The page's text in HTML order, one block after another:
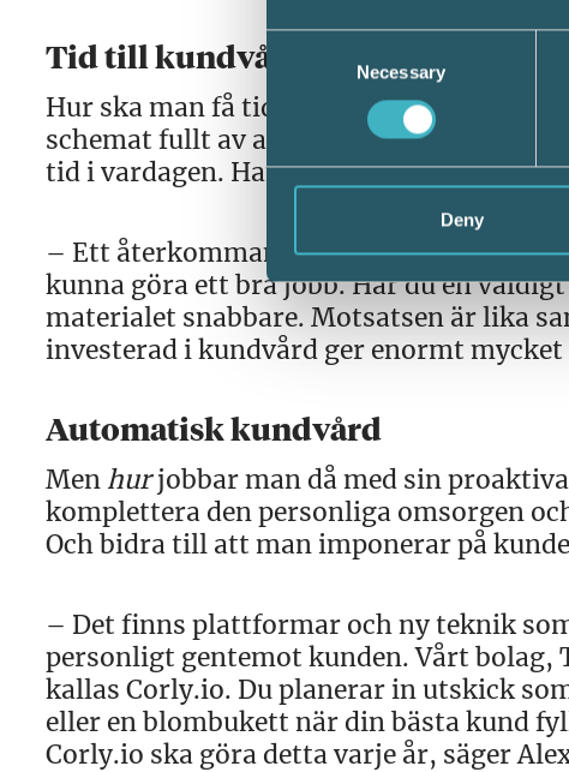
Consent
Selection
Necessary
Deny
Tid till kundvård
Hur ska man få tid även till reaktiv och
schemat fullt av annat. Rätt gjort, menar
tid i vardagen. Han utvecklar:
– Ett återkommande exempel är när du
kunna göra ett bra jobb. Har du en
materialet snabbare. Motsatsen är lika
investerad i kundvård ger enormt
Automatisk kundvård
Men hurjobbar man då med sin
komplettera den personliga omsorgen
Och bidra till att man imponerar på
– Det finns plattformar och ny teknik
personligt gentemot kunden. Vårt
kallas Corly.io. Du planerar in utskick
eller en blombukett när din bästa kund
Corly.io ska göra detta varje år, säger